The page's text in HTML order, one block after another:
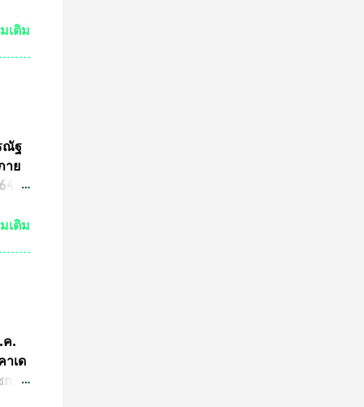
ต
รปั๊ม
เติม
ณัฐ
าย
ที่
ะ
ว่า
ผู้นำ
เติม
ค.
เด
กาล